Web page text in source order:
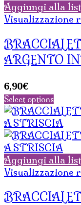
Aggiungi alla
Visualizzazione
ARGENTO
6,90€
Select options
Aggiungi alla
Visualizzazione